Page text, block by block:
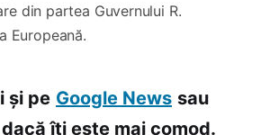
din partea Guvernului R.
Europeană.
și pe Google News sau
dacă îți este mai comod.